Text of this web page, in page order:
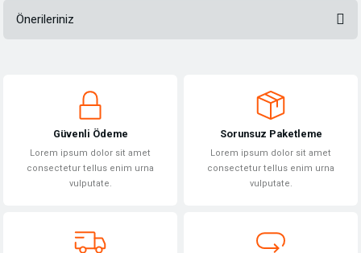
Önerileriniz
Görüş ve önerileriniz için teşekkür ederiz.
Ürün açıklamasında eksik bilgiler bulunuyor.
Ürün bilgilerinde hatalar bulunuyor.
Bu ürüne benzer farklı alternatifler olmalı.
Güvenli Ödeme
Lorem ipsum dolor sit amet
consectetur tellus enim urna
vulputate.
Sorunsuz Paketleme
Lorem ipsum dolor sit amet
consectetur tellus enim urna
vulputate.